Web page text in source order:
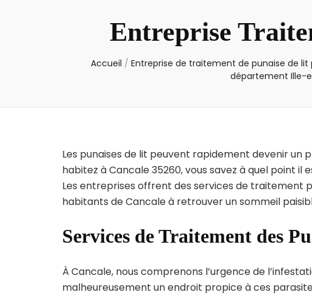
Entreprise
Accueil / Entreprise de traitement de punaise de lit
département Ille-
Les punaises de lit peuvent rapidement devenir un
habitez à Cancale 35260, vous savez à quel point
Les entreprises offrent des services de traitement
habitants de Cancale à retrouver un sommeil
Services de Traitement des
À Cancale, nous comprenons l’urgence de
malheureusement un endroit propice à ces